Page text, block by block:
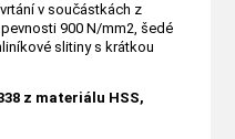
v součástkách z
900 N/mm2, šedé
slitiny s krátkou
z materiálu HSS,